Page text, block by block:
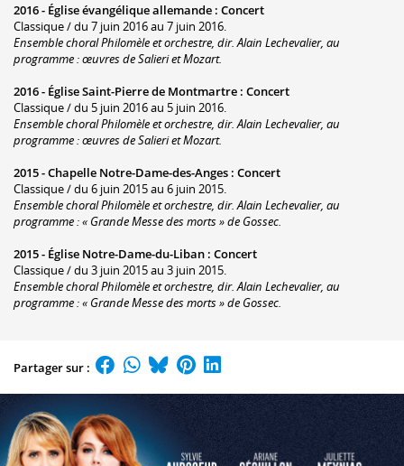
2016 - Église évangélique allemande : Concert
Classique / du 7 juin 2016 au 7 juin 2016.
Ensemble choral Philomèle et orchestre, dir. Alain Lechevalier, au
programme : œuvres de Salieri et Mozart.
2016 - Église Saint-Pierre de Montmartre : Concert
Classique / du 5 juin 2016 au 5 juin 2016.
Ensemble choral Philomèle et orchestre, dir. Alain Lechevalier, au
programme : œuvres de Salieri et Mozart.
2015 -Chapelle Notre-Dame-des-Anges : Concert
Classique / du 6 juin 2015 au 6 juin 2015.
Ensemble choral Philomèle et orchestre, dir. Alain Lechevalier, au
programme : « Grande Messe des morts » de Gossec.
2015 - Église Notre-Dame-du-Liban : Concert
Classique / du 3 juin 2015 au 3 juin 2015.
Ensemble choral Philomèle et orchestre, dir. Alain Lechevalier, au
programme : « Grande Messe des morts » de Gossec.
Partager sur :